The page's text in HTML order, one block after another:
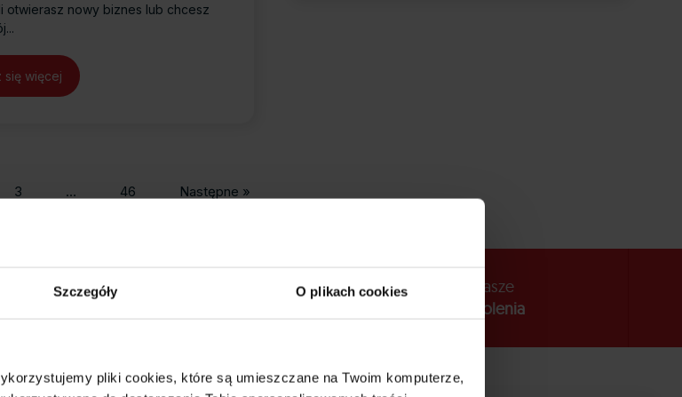
Szczegóły O plikach cookies
pliki cookies, które są umieszczane na Twoim komputerze,
87% taniej!
otwierasz nowy biznes lub chcesz
się więcej about Wapro Anywhere Cloud od 4,99 zł/mies. – to mniej niż poranna kawa!
3 … 46 Następne »
Nasze
szkolenia